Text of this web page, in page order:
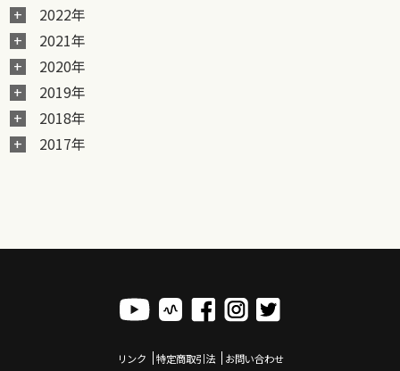
2022年
2021年
2020年
2019年
2018年
2017年
リンク 特定商取引法 お問い合わせ